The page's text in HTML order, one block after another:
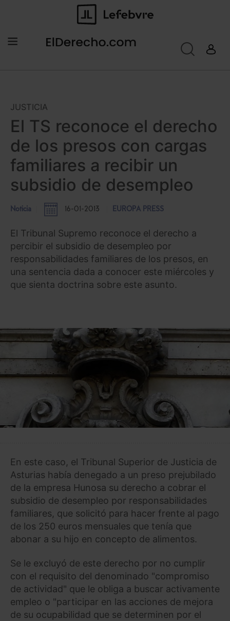
JUSTICIA
El TS reconoce el derecho
de los presos con cargas
familiares a recibir un
subsidio de desempleo
Noticia 16-01-2013 EUROPA PRESS
El Tribunal Supremo reconoce el derecho a
percibir el subsidio de desempleo por
responsabilidades familiares de los presos, en
una sentencia dada a conocer este miércoles y
que sienta doctrina sobre este asunto.
En este caso, el Tribunal Superior de Justicia de
Asturias había denegado a un preso prejubilado
de la empresa Hunosa su derecho a cobrar el
subsidio de desempleo por responsabilidades
familiares, que solicitó para hacer frente al pago
de los 250 euros mensuales que tenía que
abonar a su hijo en concepto de alimentos.
Se le excluyó de este derecho por no cumplir
con el requisito del denominado "compromiso
de actividad" que le obliga a buscar activamente
empleo o "participar en las acciones de mejora
de su ocupabilidad que se determinen por el